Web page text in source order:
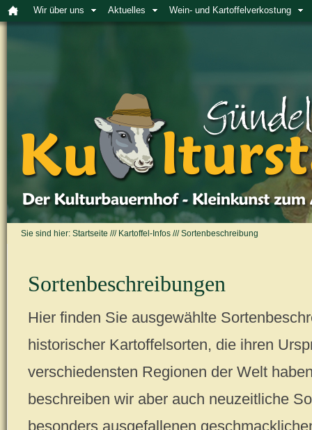
Wir über uns Aktuelles Wein- und Kartoffelverkostung
Sie sind hier: Startseite /// Kartoffel-Infos ///Sortenbeschreibung
Sortenbeschreibungen
Hier finden Sie ausgewählte
historischer Kartoffelsorten, die ihren
verschiedensten Regionen der Welt
beschreiben wir aber auch neuzeitliche
besonders ausgefallenen